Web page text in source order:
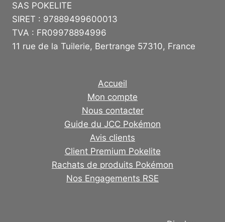
SAS POKELITE
SIRET : 97889499600013
TVA : FR09978894996
11 rue de la Tuilerie, Bertrange 57310, France
Accueil
Mon compte
Nous contacter
Guide du JCC Pokémon
Avis clients
Client Premium Pokelite
Rachats de produits Pokémon
Nos Engagements RSE